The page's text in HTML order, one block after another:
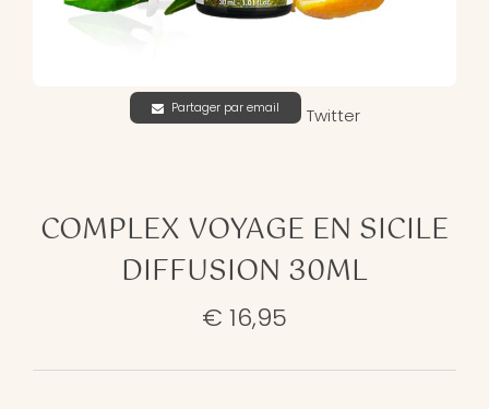
Partager par email Twitter
COMPLEX VOYAGE EN SICILE
DIFFUSION 30ML
€ 16,95